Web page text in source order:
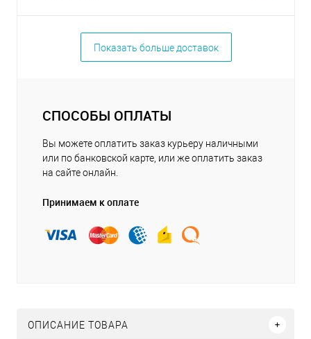
Показать больше доставок
СПОСОБЫ ОПЛАТЫ
Вы можете оплатить заказ курьеру наличными
или по банковской карте, или же оплатить заказ
на сайте онлайн.
Принимаем к оплате
ОПИСАНИЕ ТОВАРА